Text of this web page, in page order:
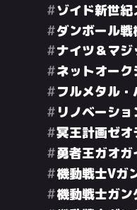
ゾイド新世
ダンボール戦
ナイツ＆マジ
ネットオーク
フルメタル・
リノベーショ
冥王計画ゼオ
勇者王ガオガ
機動戦士Vガ
機動戦士ガン